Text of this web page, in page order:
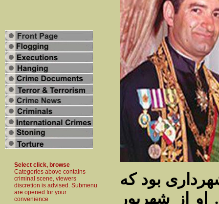
Select click, browse
Categories above contains
criminal scene, viewers
discretion is advised. Submenu
are opened for your
convenience
۱۳۰۶) اولین شهرداری بود که
از شهریور